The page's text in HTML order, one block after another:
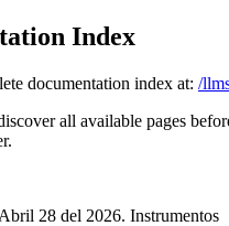
Index
documentation index at: /
all available pages
28 del 2026. Instrumentos